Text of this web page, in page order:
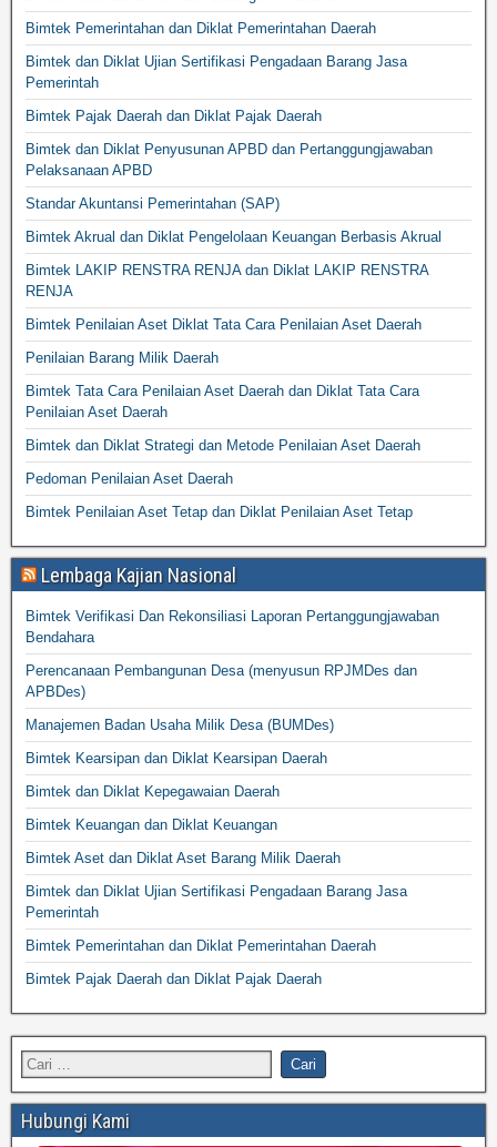
Bimtek Pemerintahan dan Diklat Pemerintahan Daerah
Bimtek dan Diklat Ujian Sertifikasi Pengadaan Barang Jasa
Pemerintah
Bimtek Pajak Daerah dan Diklat Pajak Daerah
Bimtek dan Diklat Penyusunan APBD dan Pertanggungjawaban
Pelaksanaan APBD
Standar Akuntansi Pemerintahan (SAP)
Bimtek Akrual dan Diklat Pengelolaan Keuangan Berbasis Akrual
Bimtek LAKIP RENSTRA RENJA dan Diklat LAKIP RENSTRA
RENJA
Bimtek Penilaian Aset Diklat Tata Cara Penilaian Aset Daerah
Penilaian Barang Milik Daerah
Bimtek Tata Cara Penilaian Aset Daerah dan Diklat Tata Cara
Penilaian Aset Daerah
Bimtek dan Diklat Strategi dan Metode Penilaian Aset Daerah
Pedoman Penilaian Aset Daerah
Bimtek Penilaian Aset Tetap dan Diklat Penilaian Aset Tetap
Lembaga Kajian Nasional
Bimtek Verifikasi Dan Rekonsiliasi Laporan Pertanggungjawaban
Bendahara
Perencanaan Pembangunan Desa (menyusun RPJMDes dan
APBDes)
Manajemen Badan Usaha Milik Desa (BUMDes)
Bimtek Kearsipan dan Diklat Kearsipan Daerah
Bimtek dan Diklat Kepegawaian Daerah
Bimtek Keuangan dan Diklat Keuangan
Bimtek Aset dan Diklat Aset Barang Milik Daerah
Bimtek dan Diklat Ujian Sertifikasi Pengadaan Barang Jasa
Pemerintah
Bimtek Pemerintahan dan Diklat Pemerintahan Daerah
Bimtek Pajak Daerah dan Diklat Pajak Daerah
Hubungi Kami